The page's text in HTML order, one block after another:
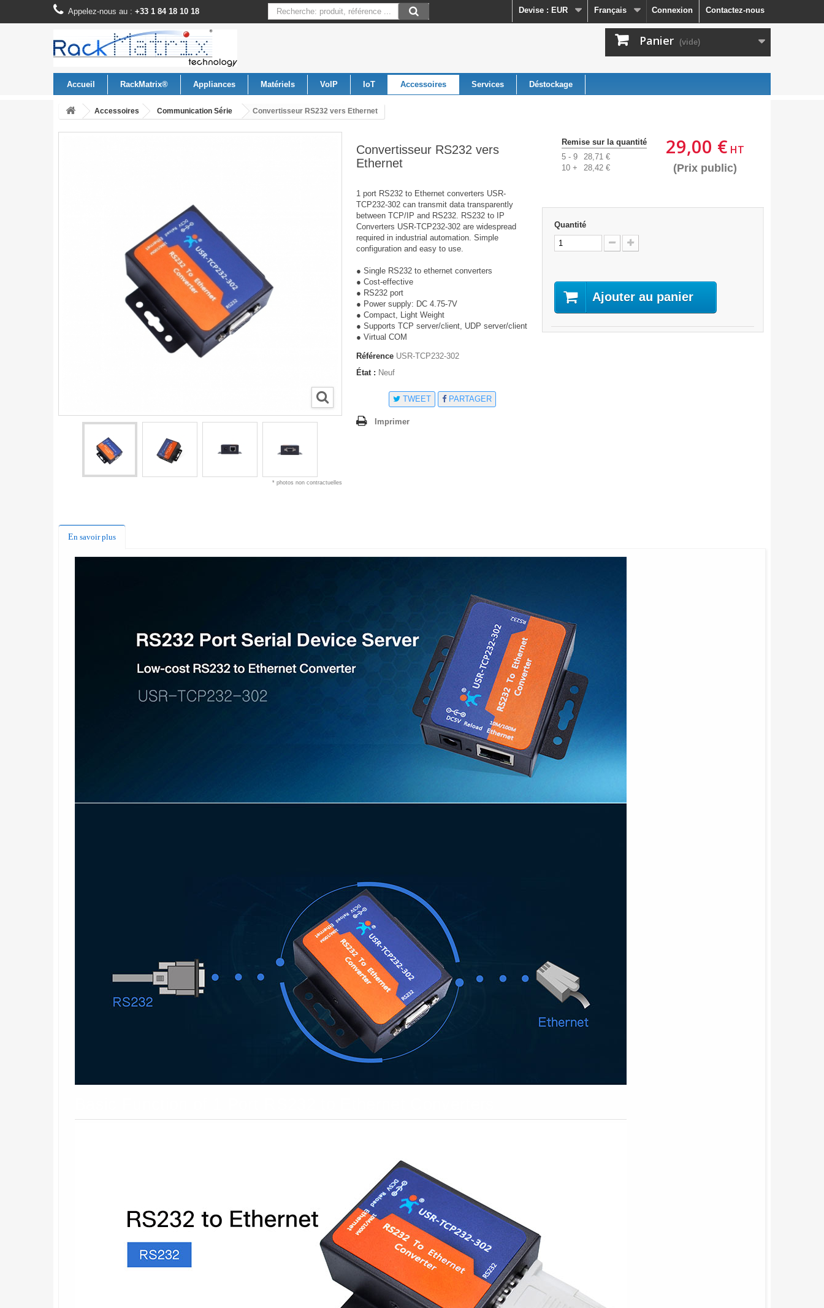
Contactez-nous
Appelez-nous au : +33 1 84 18 10 18 Connexion
Français
Devise : EUR
Panier (vide)
Accueil RackMatrix® Appliances Matériels VoIP IoT Accessoires Services Déstockage
Accessoires Communication Série Convertisseur RS232 vers Ethernet
* photos non contractuelles
Convertisseur RS232 vers
Ethernet
1 port RS232 to Ethernet converters USR-
TCP232-302 can transmit data transparently
between TCP/IP and RS232. RS232 to IP
Converters USR-TCP232-302 are widespread
required in industrial automation. Simple
configuration and easy to use.
● Single RS232 to ethernet converters
● Cost-effective
● RS232 port
● Power supply: DC 4.75-7V
● Compact, Light Weight
● Supports TCP server/client, UDP server/client
● Virtual COM
Référence USR-TCP232-302
État : Neuf
TWEET PARTAGER
Imprimer
29,00 € HT
(Prix public)
Remise sur la quantité
5 - 9
28,71 €
10 +
28,42 €
Quantité
Ajouter au panier
En savoir plus